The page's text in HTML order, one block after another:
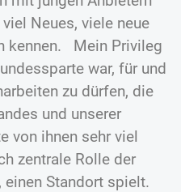
Neues, viele neue
kennen. Mein Privileg
war, für und
zu dürfen, die
und unserer
von ihnen sehr viel
zentrale Rolle der
einen Standort spielt.